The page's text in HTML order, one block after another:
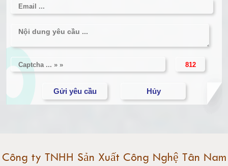
Cân điện tử 3 tấn
Cân điện tử 10 tấn
Cân điện tử 15 tấn
Công ty TNHH Sản Xuất Công Nghệ Tân Nam